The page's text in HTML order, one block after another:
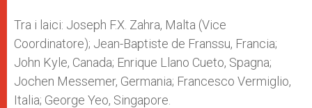
Tra i laici: Joseph F.X. Zahra, Malta (Vice
Coordinatore); Jean-Baptiste de Franssu, Francia;
John Kyle, Canada; Enrique Llano Cueto, Spagna;
Jochen Messemer, Germania; Francesco Vermiglio,
Italia; George Yeo, Singapore.